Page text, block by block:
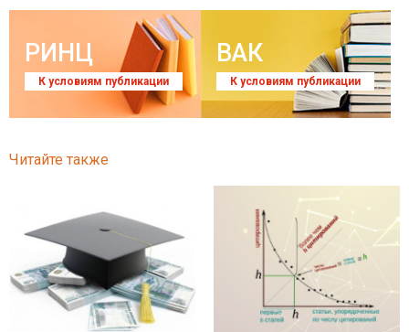
РИНЦ
К условиям публикации
ВАК
К условиям публикации
Читайте также